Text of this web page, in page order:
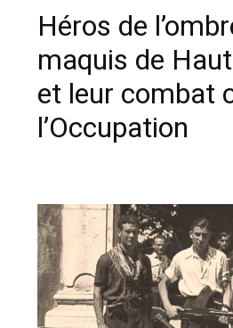
Héros de
maquis de
et leur combat
l’Occupation